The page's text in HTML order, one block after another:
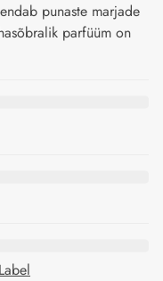
punaste marjade
parfüüm on